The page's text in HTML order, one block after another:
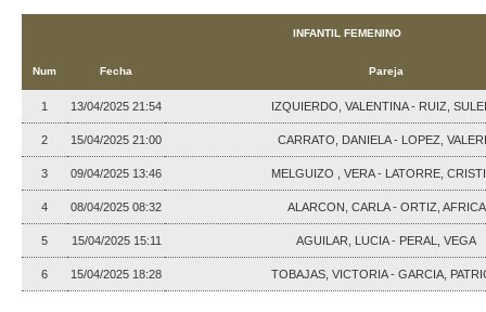
INFANTIL FEMENINO
Num Fecha Pareja
1 13/04/2025 21:54 IZQUIERDO, VALENTINA - RUIZ,
2 15/04/2025 21:00 CARRATO, DANIELA - LOPEZ,
3 09/04/2025 13:46 MELGUIZO , VERA - LATORRE,
4 08/04/2025 08:32 ALARCON, CARLA - ORTIZ, AFRICA
5 15/04/2025 15:11 AGUILAR, LUCIA - PERAL, VEGA
6 15/04/2025 18:28 TOBAJAS, VICTORIA - GARCIA,